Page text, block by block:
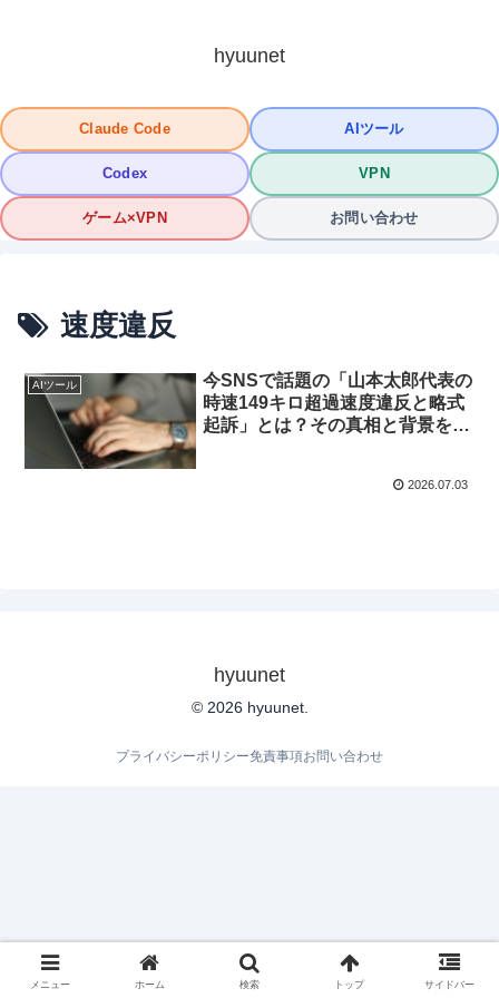
hyuunet
Claude Code AIツール
Codex VPN
ゲーム×VPN お問い合わせ
速度違反
AIツール
今SNSで話題の「山本太郎代表の
時速149キロ超過速度違反と略式
起訴」とは？その真相と背景を徹
2026.07.03
hyuunet
© 2026 hyuunet.
プライバシーポリシー免責事項お問い合わせ
メニュー ホーム 検索 トップ サイドバー